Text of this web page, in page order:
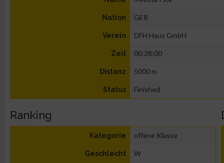
Nation GER
Verein DFH Haus GmbH
Zeit 00:38:00
Distanz 5000 m
Status Finished
Ranking
Kategorie offene Klasse
Geschlecht W